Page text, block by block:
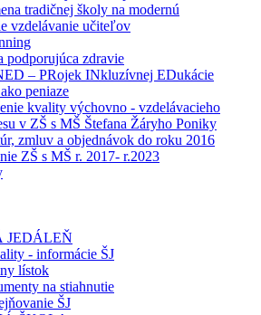
tradičnej školy na modernú
vzdelávanie učiteľov
podporujúca zdravie
– PRojek INkluzívnej EDukácie
peniaze
kvality výchovno - vzdelávacieho
v ZŠ s MŠ Štefana Žáryho Poniky
zmluv a objednávok do roku 2016
ZŠ s MŠ r. 2017- r.2023
JEDÁLEŇ
- informácie ŠJ
lístok
na stiahnutie
ŠJ